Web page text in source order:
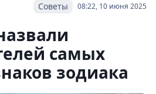
08:22, 10 июня 2025
Советы
самых
зодиака